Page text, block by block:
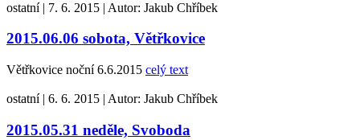
ostatní | 7. 6. 2015 | Autor: Jakub Chříbek
2015.06.06 sobota, Větřkovice
Větřkovice noční 6.6.2015 celý text
ostatní | 6. 6. 2015 | Autor: Jakub Chříbek
2015.05.31 neděle, Svoboda